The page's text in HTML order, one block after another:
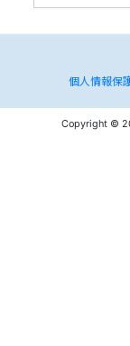
個人情報保
Copyright ©